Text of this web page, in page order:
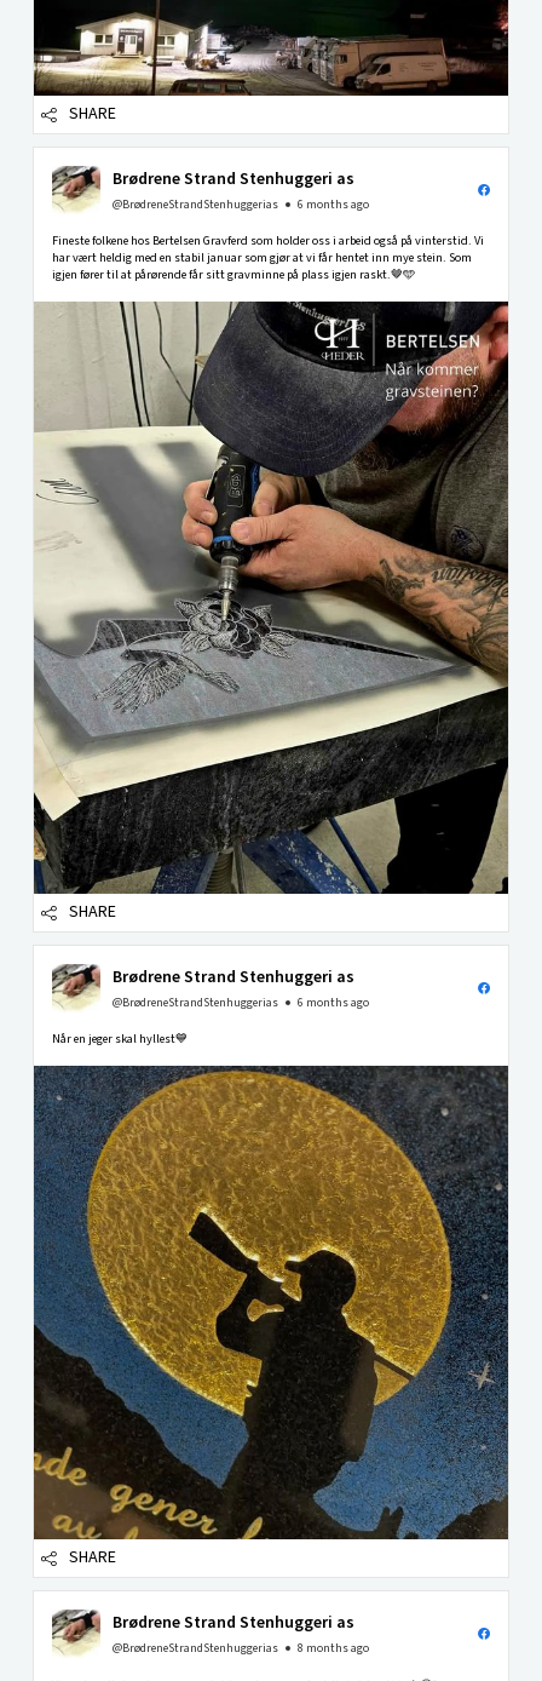
SHARE
Brødrene Strand Stenhuggeri as
@BrødreneStrandStenhuggerias 6 months ago
Fineste folkene hos Bertelsen Gravferd som holder oss i arbeid også på vinterstid. Vi
har vært heldig med en stabil januar som gjør at vi får hentet inn mye stein. Som
igjen fører til at pårørende får sitt gravminne på plass igjen raskt.🤎🩵
SHARE
Brødrene Strand Stenhuggeri as
@BrødreneStrandStenhuggerias 6 months ago
Når en jeger skal hyllest💙
SHARE
Brødrene Strand Stenhuggeri as
@BrødreneStrandStenhuggerias 8 months ago